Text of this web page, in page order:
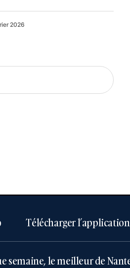
2026
Télécharger l’application
semaine, le meilleur de